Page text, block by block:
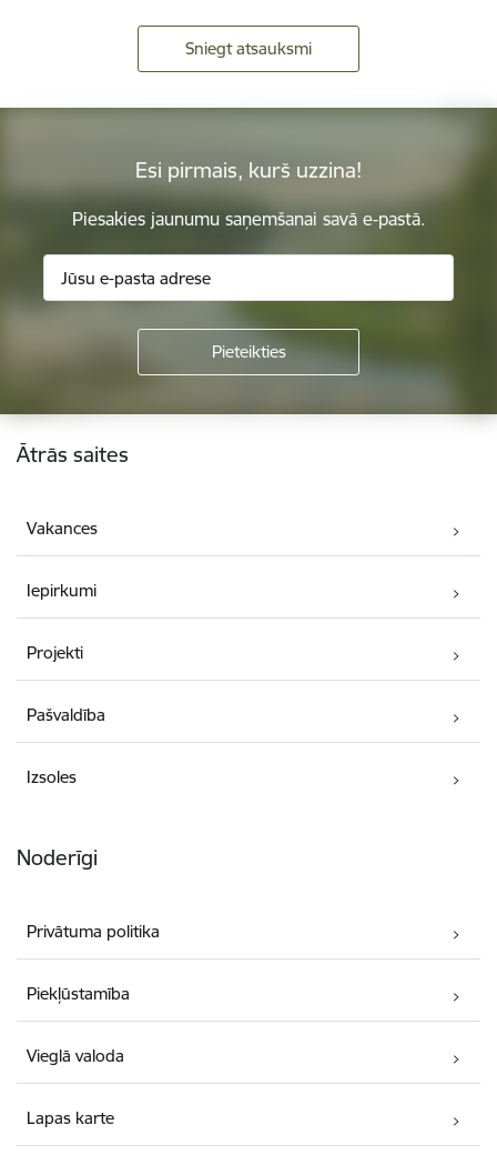
Sniegt atsauksmi
Esi pirmais, kurš uzzina!
Piesakies jaunumu saņemšanai savā e-pastā.
Kājene
Ātrās saites
Vakances
Iepirkumi
Projekti
Pašvaldība
Izsoles
Noderīgi
Privātuma politika
Piekļūstamība
Vieglā valoda
Lapas karte